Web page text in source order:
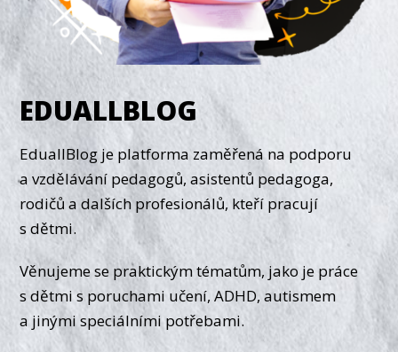
EDUALLBLOG
EduallBlog je platforma zaměřená na podporu
a vzdělávání pedagogů, asistentů pedagoga,
rodičů a dalších profesionálů, kteří pracují
s dětmi.
Věnujeme se praktickým tématům, jako je práce
s dětmi s poruchami učení, ADHD, autismem
a jinými speciálními potřebami.